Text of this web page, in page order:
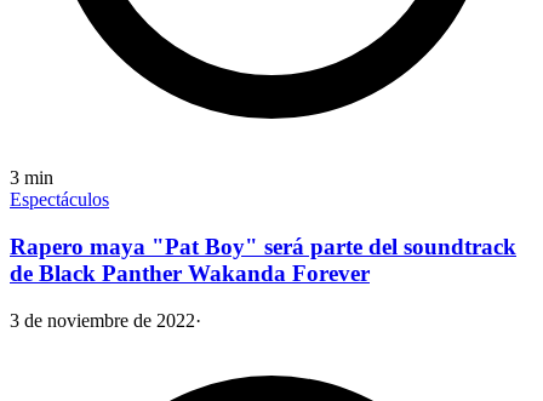
3 min
Espectáculos
Rapero maya "Pat Boy" será parte del soundtrack
de Black Panther Wakanda Forever
3 de noviembre de 2022·